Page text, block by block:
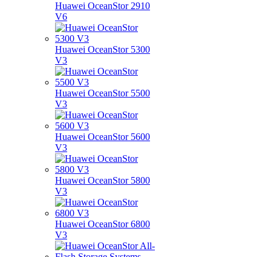
Huawei OceanStor 2910
V6
Huawei OceanStor 5300
V3
Huawei OceanStor 5500
V3
Huawei OceanStor 5600
V3
Huawei OceanStor 5800
V3
Huawei OceanStor 6800
V3